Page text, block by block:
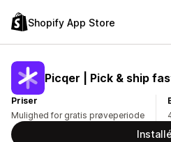
Shopify App Store
Picqer | Pick & ship
Priser
Mulighed for gratis prøveperiode